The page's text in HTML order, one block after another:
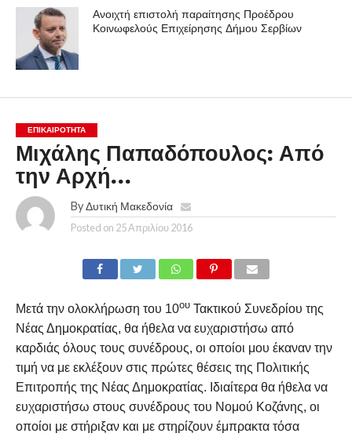
Ανοιχτή επιστολή παραίτησης Προέδρου
Κοινωφελούς Επιχείρησης Δήμου Σερβίων
ΕΠΙΚΑΙΡΟΤΗΤΑ
Μιχάλης Παπαδόπουλος: Από
την Αρχή…
By Δυτική Μακεδονία
Posted on 25 Απριλίου 2016
Μετά την ολοκλήρωση του 10ουΤακτικού Συνεδρίου της
Νέας Δημοκρατίας, θα ήθελα να ευχαριστήσω από
καρδιάς όλους τους συνέδρους, οι οποίοι μου έκαναν την
τιμή να με εκλέξουν στις πρώτες θέσεις της Πολιτικής
Επιτροπής της Νέας Δημοκρατίας. Ιδιαίτερα θα ήθελα να
ευχαριστήσω στους συνέδρους του Νομού Κοζάνης, οι
οποίοι με στήριξαν και με στηρίζουν έμπρακτα τόσα